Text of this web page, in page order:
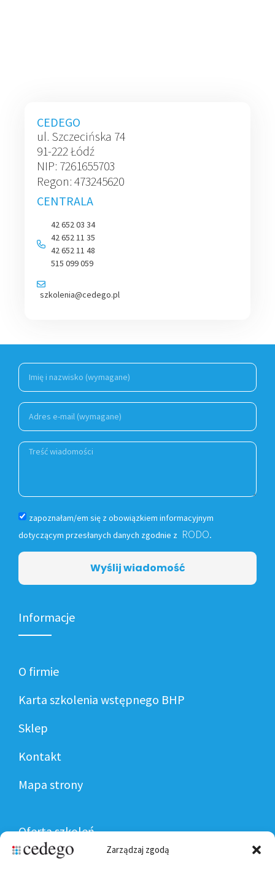
Zarządzaj zgodą
CEDEGO
ul. Szczecińska 74
91-222 Łódź
NIP: 7261655703
Regon: 473245620
CENTRALA
42 652 03 34
42 652 11 35
42 652 11 48
515 099 059
szkolenia@cedego.pl
zapoznałam/em się z obowiązkiem informacyjnym
dotyczącym przesłanych danych zgodnie z RODO.
Wyślij wiadomość
Informacje
O firmie
Karta szkolenia wstępnego BHP
Sklep
Kontakt
Mapa strony
Oferta szkoleń